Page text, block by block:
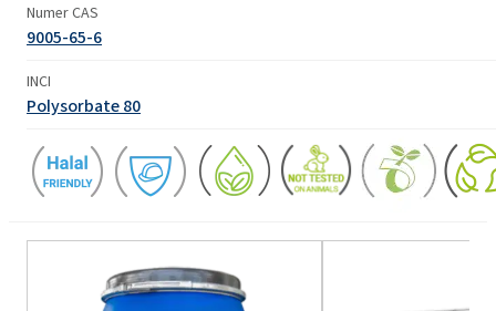
Numer CAS
9005-65-6
INCI
Polysorbate 80